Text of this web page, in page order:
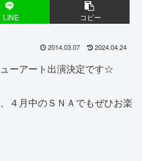
LINE コピー
2014.03.07 2024.04.24
ーアート出演決定です☆
４月中のＳＮＡでもぜひお楽